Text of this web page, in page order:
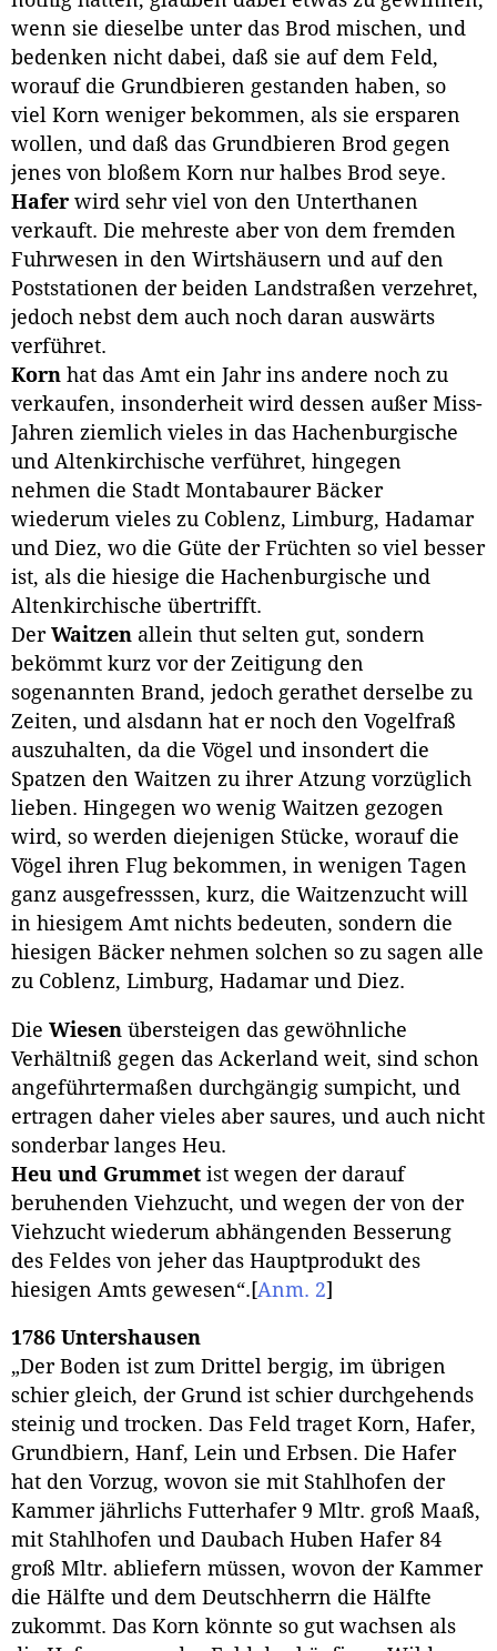
wenn sie dieselbe unter das Brod mischen, und
bedenken nicht dabei, daß sie auf dem Feld,
worauf die Grundbieren gestanden haben, so
viel Korn weniger bekommen, als sie ersparen
wollen, und daß das Grundbieren Brod gegen
jenes von bloßem Korn nur halbes Brod seye.
Hafer wird sehr viel von den Unterthanen
verkauft. Die mehreste aber von dem fremden
Fuhrwesen in den Wirtshäusern und auf den
Poststationen der beiden Landstraßen verzehret,
jedoch nebst dem auch noch daran auswärts
verführet.
Korn hat das Amt ein Jahr ins andere noch zu
verkaufen, insonderheit wird dessen außer Miss-
Jahren ziemlich vieles in das Hachenburgische
und Altenkirchische verführet, hingegen
nehmen die Stadt Montabaurer Bäcker
wiederum vieles zu Coblenz, Limburg, Hadamar
und Diez, wo die Güte der Früchten so viel besser
ist, als die hiesige die Hachenburgische und
Altenkirchische übertrifft.
Der Waitzen allein thut selten gut, sondern
bekömmt kurz vor der Zeitigung den
sogenannten Brand, jedoch gerathet derselbe zu
Zeiten, und alsdann hat er noch den Vogelfraß
auszuhalten, da die Vögel und insondert die
Spatzen den Waitzen zu ihrer Atzung vorzüglich
lieben. Hingegen wo wenig Waitzen gezogen
wird, so werden diejenigen Stücke, worauf die
Vögel ihren Flug bekommen, in wenigen Tagen
ganz ausgefresssen, kurz, die Waitzenzucht will
in hiesigem Amt nichts bedeuten, sondern die
hiesigen Bäcker nehmen solchen so zu sagen alle
zu Coblenz, Limburg, Hadamar und Diez.
Die Wiesen übersteigen das gewöhnliche
Verhältniß gegen das Ackerland weit, sind schon
angeführtermaßen durchgängig sumpicht, und
ertragen daher vieles aber saures, und auch nicht
sonderbar langes Heu.
Heu und Grummet ist wegen der darauf
beruhenden Viehzucht, und wegen der von der
Viehzucht wiederum abhängenden Besserung
des Feldes von jeher das Hauptprodukt des
hiesigen Amts gewesen“. [Anm. 2]
1786 Untershausen
„Der Boden ist zum Drittel bergig, im übrigen
schier gleich, der Grund ist schier durchgehends
steinig und trocken. Das Feld traget Korn, Hafer,
Grundbiern, Hanf, Lein und Erbsen. Die Hafer
hat den Vorzug, wovon sie mit Stahlhofen der
Kammer jährlichs Futterhafer 9 Mltr. groß Maaß,
mit Stahlhofen und Daubach Huben Hafer 84
groß Mltr. abliefern müssen, wovon der Kammer
die Hälfte und dem Deutschherrn die Hälfte
zukommt. Das Korn könnte so gut wachsen als